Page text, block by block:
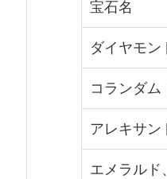
宝石名
ダイヤモン
コランダム
アレキサン
エメラルド